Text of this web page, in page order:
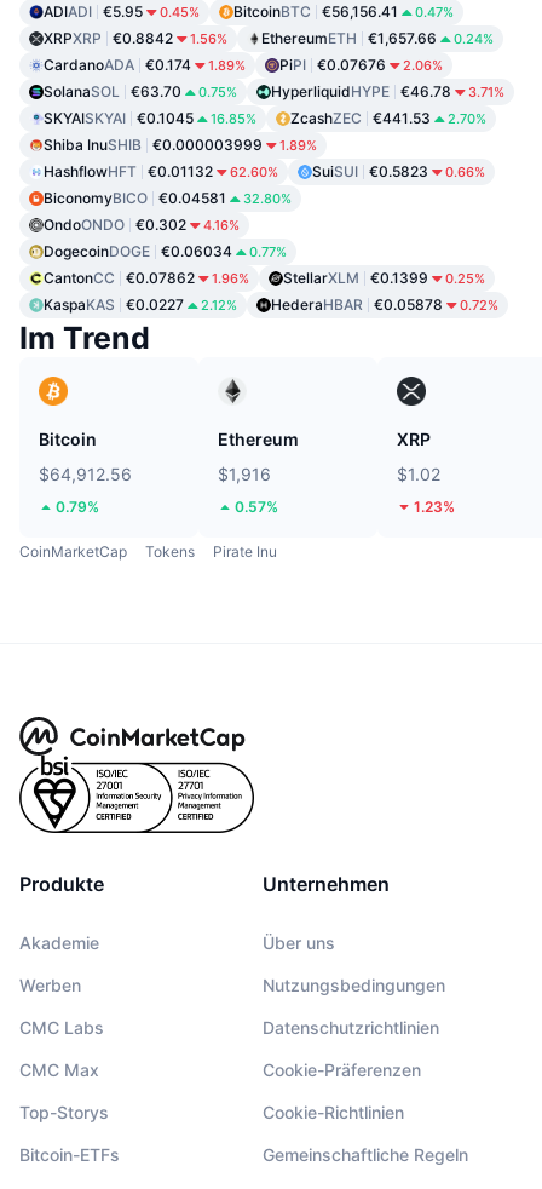
ADIADI €5.95 0.45% BitcoinBTC €56,156.41 0.47%
XRPXRP €0.8842 1.56% EthereumETH €1,657.66 0.24%
CardanoADA €0.174 1.89% PiPI €0.07676 2.06%
SolanaSOL €63.70 0.75% HyperliquidHYPE €46.78 3.71%
SKYAISKYAI €0.1045 16.85% ZcashZEC €441.53 2.70%
Shiba InuSHIB €0.000003999 1.89%
HashflowHFT €0.01132 62.60% SuiSUI €0.5823 0.66%
BiconomyBICO €0.04581 32.80%
OndoONDO €0.302 4.16%
DogecoinDOGE €0.06034 0.77%
CantonCC €0.07862 1.96% StellarXLM €0.1399 0.25%
KaspaKAS €0.0227 2.12% HederaHBAR €0.05878 0.72%
Im Trend
Bitcoin
$64,912.56
0.79%
Ethereum
$1,916
0.57%
XRP
$1.02
1.23%
CoinMarketCap Tokens Pirate Inu
Produkte
Akademie
Werben
CMC Labs
CMC Max
Top-Storys
Bitcoin-ETFs
Unternehmen
Über uns
Nutzungsbedingungen
Datenschutzrichtlinien
Cookie-Präferenzen
Cookie-Richtlinien
Gemeinschaftliche Regeln